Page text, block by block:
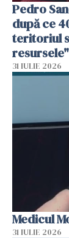
Pedro
după ce
teritoriul
resursele"
31 IULIE 2026
Medicul
31 IULIE 2026